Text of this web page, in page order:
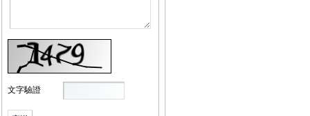
文字驗證